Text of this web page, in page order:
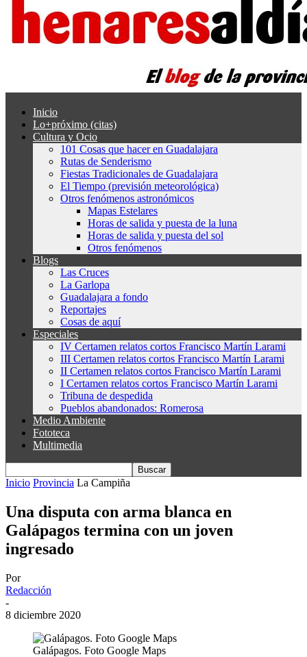
Inicio
Lo+próximo (citas)
Cultura y Ocio
101 Cosas que hacer en Guadalajara
Rutas de Senderismo
Fiestas Tradicionales de Guadalajara
El Tiempo (previsión meteorológica)
Otros fenómenos astronómicos
Mapas Estelares
Horas de salida y puesta de la luna
Horas de salida y puesta del sol
Otros fenómenos
Blogs
Las Cruces
La Garlopa
Guadalajara a fondo
Reportajes
Cosas de aquí
Especiales
IV Certamen relatos cortos Francisco Martín Larami
III Certamen relatos cortos Francisco Martín Larami
II Certamen relatos cortos Francisco Martín Larami
I Certamen relatos cortos Francisco Martín Larami
Tribuna de despedida
Pueblos abandonados: Romerosa
Medio Ambiente
Fototeca
Multimedia
Inicio Provincia La Campiña
Una disputa con arma blanca en
Galápagos termina con un joven
ingresado
Por
Redacción
-
8 diciembre 2020
Galápagos. Foto Google Maps